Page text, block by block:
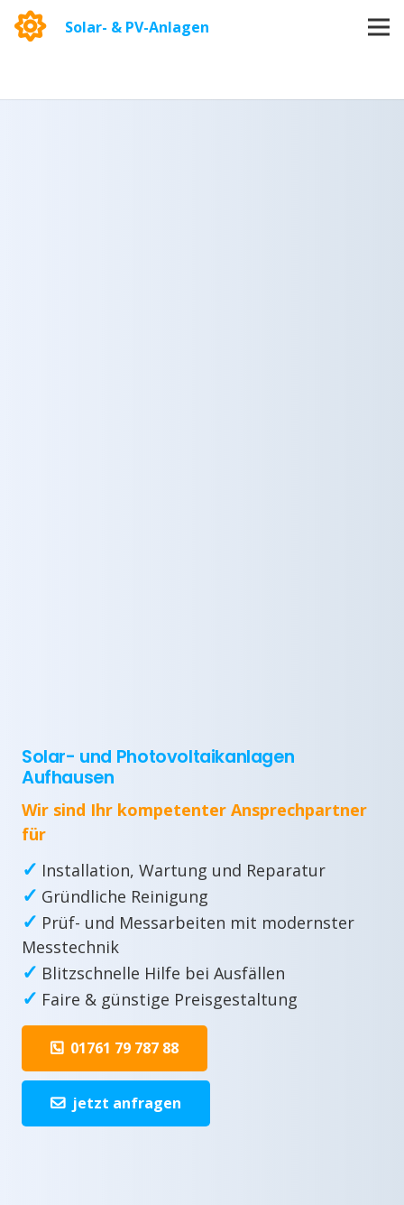
Solar- & PV-Anlagen
Solar- und Photovoltaikanlagen
Aufhausen
Wir sind Ihr kompetenter Ansprechpartner
für
✓ Installation, Wartung und Reparatur
✓ Gründliche Reinigung
✓ Prüf- und Messarbeiten mit modernster
Messtechnik
✓ Blitzschnelle Hilfe bei Ausfällen
✓ Faire & günstige Preisgestaltung
01761 79 787 88
jetzt anfragen